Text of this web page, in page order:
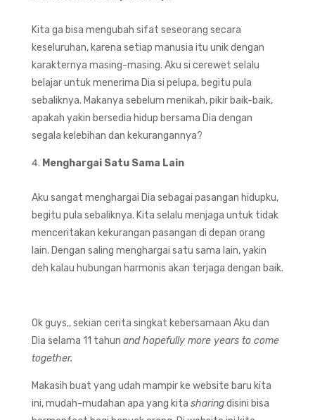
Kita ga bisa mengubah sifat seseorang secara
keseluruhan, karena setiap manusia itu unik dengan
karakternya masing-masing. Aku si cerewet selalu
belajar untuk menerima Dia si pelupa, begitu pula
sebaliknya. Makanya sebelum menikah, pikir baik-baik,
apakah yakin bersedia hidup bersama Dia dengan
segala kelebihan dan kekurangannya?
Menghargai Satu Sama Lain
Aku sangat menghargai Dia sebagai pasangan hidupku,
begitu pula sebaliknya. Kita selalu menjaga untuk tidak
menceritakan kekurangan pasangan di depan orang
lain. Dengan saling menghargai satu sama lain, yakin
deh kalau hubungan harmonis akan terjaga dengan baik.
Ok guys,, sekian cerita singkat kebersamaan Aku dan
Dia selama 11 tahun and hopefully more years to come
together.
Makasih buat yang udah mampir ke website baru kita
ini, mudah-mudahan apa yang kita sharingdisini bisa